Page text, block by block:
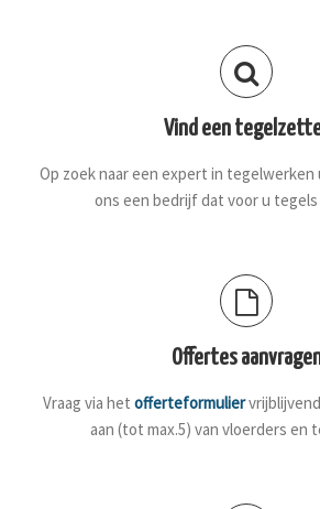
Vind een
Op zoek naar een expert in tegelwerken
ons een bedrijf dat voor u
Offertes
Vraag via het offerteformulier
aan (tot max.5) van vloerders en